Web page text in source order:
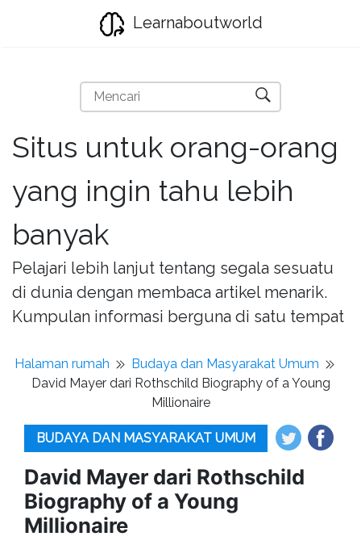
Learnaboutworld
Situs untuk orang-orang
yang ingin tahu lebih
banyak
Pelajari lebih lanjut tentang segala sesuatu
di dunia dengan membaca artikel menarik.
Kumpulan informasi berguna di satu tempat
Halaman rumah
Budaya dan Masyarakat Umum
David Mayer dari Rothschild Biography of a Young
Millionaire
BUDAYA DAN MASYARAKAT UMUM
David Mayer dari Rothschild
Biography of a Young
Millionaire